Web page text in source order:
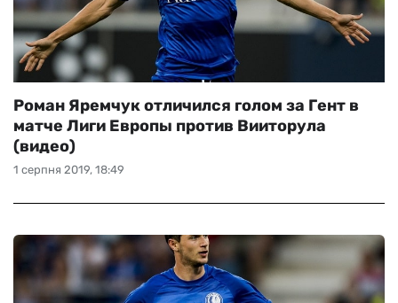
1 серпня 2019, 18:49
Роман Яремчук отличился голом за Гент в
матче Лиги Европы против Вииторула
(видео)